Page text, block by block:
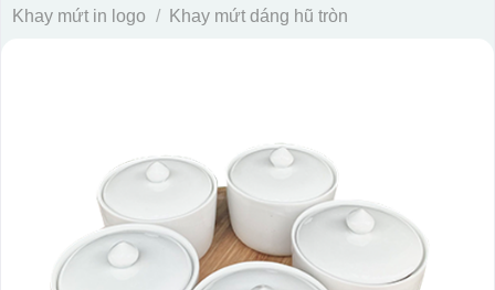
Khay mứt in logo / Khay mứt dáng hũ tròn